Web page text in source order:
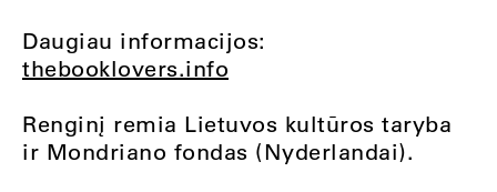
Daugiau informacijos:
thebooklovers.info
Renginį remia Lietuvos kultūros taryba
ir Mondriano fondas (Nyderlandai).